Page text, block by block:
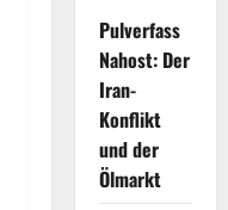
Pulverfass
Nahost: Der
Iran-
Konflikt
und der
Ölmarkt